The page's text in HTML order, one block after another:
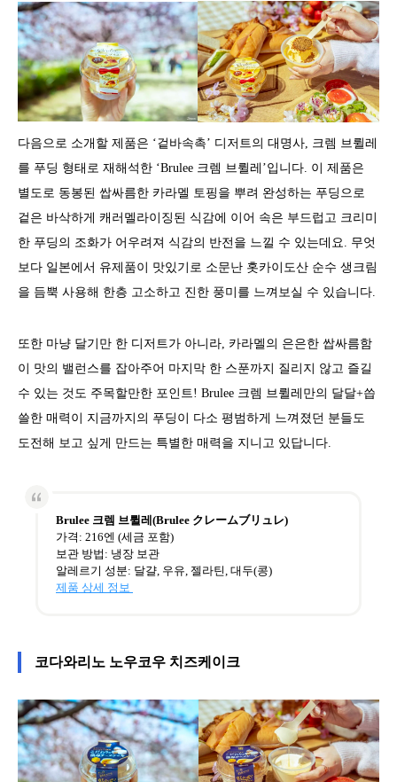
다음으로 소개할 제품은 ‘겉바속촉’ 디저트의 대명사, 크렘 브륄레
를 푸딩 형태로 재해석한 ‘Brulee 크렘 브륄레’입니다. 이 제품은
별도로 동봉된 쌉싸름한 카라멜 토핑을 뿌려 완성하는 푸딩으로
겉은 바삭하게 캐러멜라이징된 식감에 이어 속은 부드럽고 크리미
한 푸딩의 조화가 어우려져 식감의 반전을 느낄 수 있는데요. 무엇
보다 일본에서 유제품이 맛있기로 소문난 홋카이도산 순수 생크림
을 듬뿍 사용해 한층 고소하고 진한 풍미를 느껴보실 수 있습니다.
또한 마냥 달기만 한 디저트가 아니라, 카라멜의 은은한 쌉싸름함
이 맛의 밸런스를 잡아주어 마지막 한 스푼까지 질리지 않고 즐길
수 있는 것도 주목할만한 포인트! Brulee 크렘 브륄레만의 달달+씁
쓸한 매력이 지금까지의 푸딩이 다소 평범하게 느껴졌던 분들도
도전해 보고 싶게 만드는 특별한 매력을 지니고 있답니다.
Brulee 크렘 브륄레(Brulee クレームブリュレ)
가격: 216엔 (세금 포함)
보관 방법: 냉장 보관
알레르기 성분: 달걀, 우유, 젤라틴, 대두(콩)
제품 상세 정보
코다와리노 노우코우 치즈케이크